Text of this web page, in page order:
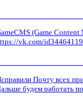
(Game
vk.com/
Почту всех
будем работать